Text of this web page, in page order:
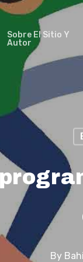
Sobre El Sitio Y
Autor
By